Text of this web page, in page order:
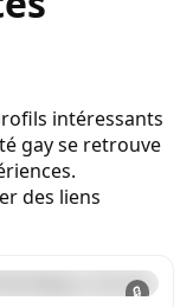
intéressants
gay se retrouve
des liens
🔒